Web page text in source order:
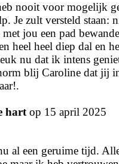
nooit voor mogelijk
Je zult versteld staan:
jou een pad
heel heel diep dal en
nu dat ik intens
blij Caroline dat jij
hartop 15 april 2025
al een geruime tijd.